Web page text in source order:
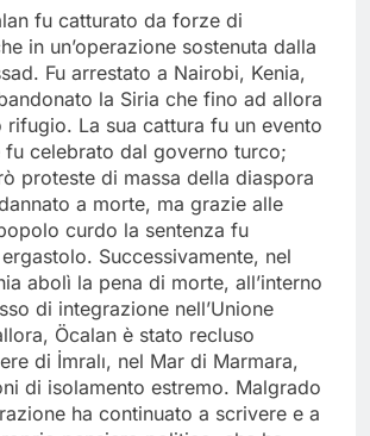
fu catturato da forze di
in un’operazione sostenuta dalla
Fu arrestato a Nairobi, Kenia,
la Siria che fino ad allora
La sua cattura fu un evento
celebrato dal governo turco;
proteste di massa della diaspora
a morte, ma grazie alle
curdo la sentenza fu
Successivamente, nel
abolì la pena di morte, all’interno
di integrazione nell’Unione
Öcalan è stato recluso
di İmralı, nel Mar di Marmara,
di isolamento estremo. Malgrado
ha continuato a scrivere e a